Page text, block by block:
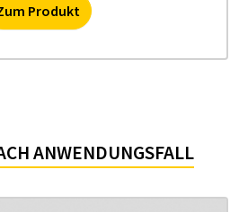
Produkt
ANWENDUNGSFALL